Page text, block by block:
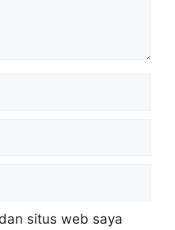
situs web saya